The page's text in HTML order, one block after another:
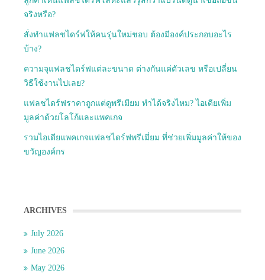
จริงหรือ?
สั่งทำแฟลชไดร์ฟให้คนรุ่นใหม่ชอบ ต้องมีองค์ประกอบอะไร
บ้าง?
ความจุแฟลชไดร์ฟแต่ละขนาด ต่างกันแค่ตัวเลข หรือเปลี่ยน
วิธีใช้งานไปเลย?
แฟลชไดร์ฟราคาถูกแต่ดูพรีเมียม ทำได้จริงไหม? ไอเดียเพิ่ม
มูลค่าด้วยโลโก้และแพคเกจ
รวมไอเดียแพคเกจแฟลชไดร์ฟพรีเมี่ยม ที่ช่วยเพิ่มมูลค่าให้ของ
ขวัญองค์กร
ARCHIVES
July 2026
June 2026
May 2026